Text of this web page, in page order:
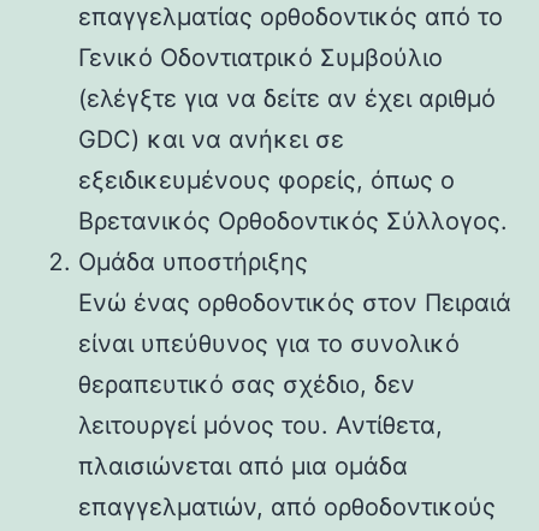
επαγγελματίας ορθοδοντικός από το
Γενικό Οδοντιατρικό Συμβούλιο
(ελέγξτε για να δείτε αν έχει αριθμό
GDC) και να ανήκει σε
εξειδικευμένους φορείς, όπως ο
Βρετανικός Ορθοδοντικός Σύλλογος.
Ομάδα υποστήριξης
Ενώ ένας ορθοδοντικός στον Πειραιά
είναι υπεύθυνος για το συνολικό
θεραπευτικό σας σχέδιο, δεν
λειτουργεί μόνος του. Αντίθετα,
πλαισιώνεται από μια ομάδα
επαγγελματιών, από ορθοδοντικούς